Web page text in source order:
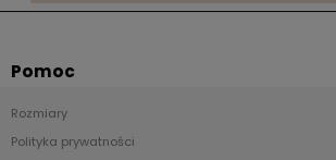
Pomoc
Rozmiary
Polityka prywatności